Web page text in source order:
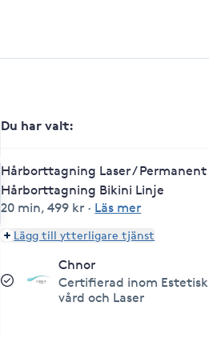
Du har valt:
Hårborttagning Laser / Permanent
Hårborttagning Bikini Linje
20 min,499 kr · Läs mer
Lägg till ytterligare tjänst
Chnor
Certifierad inom Estetisk
vård och Laser